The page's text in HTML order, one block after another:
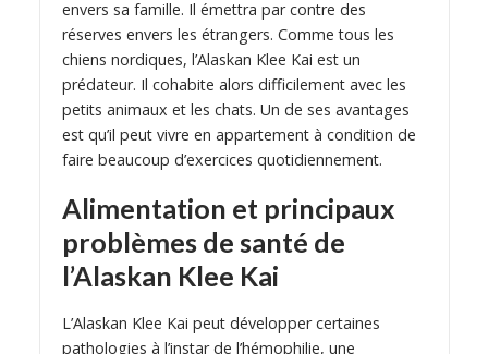
envers sa famille. Il émettra par contre des
réserves envers les étrangers. Comme tous les
chiens nordiques, l’Alaskan Klee Kai est un
prédateur. Il cohabite alors difficilement avec les
petits animaux et les chats. Un de ses avantages
est qu’il peut vivre en appartement à condition de
faire beaucoup d’exercices quotidiennement.
Alimentation et principaux
problèmes de santé de
l’Alaskan Klee Kai
L’Alaskan Klee Kai peut développer certaines
pathologies à l’instar de l’hémophilie, une